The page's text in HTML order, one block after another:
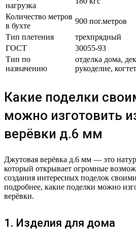
нагрузка
Количество метров
в бухте
900 пог.метров
Тип плетения
трехпрядный
ГОСТ
30055-93
Тип по
назначению
отделка дома,
рукоделие,
Какие поделки
можно изготовить
верёвки д.6 мм
Джутовая верёвка д.6 мм — это
который открывает огромные
создания интересных поделок
подробнее, какие поделки можно
верёвки.
1. Изделия для дома